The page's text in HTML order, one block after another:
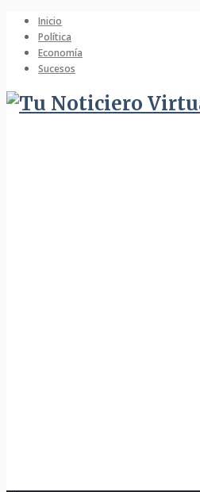
Inicio
Política
Economía
Sucesos